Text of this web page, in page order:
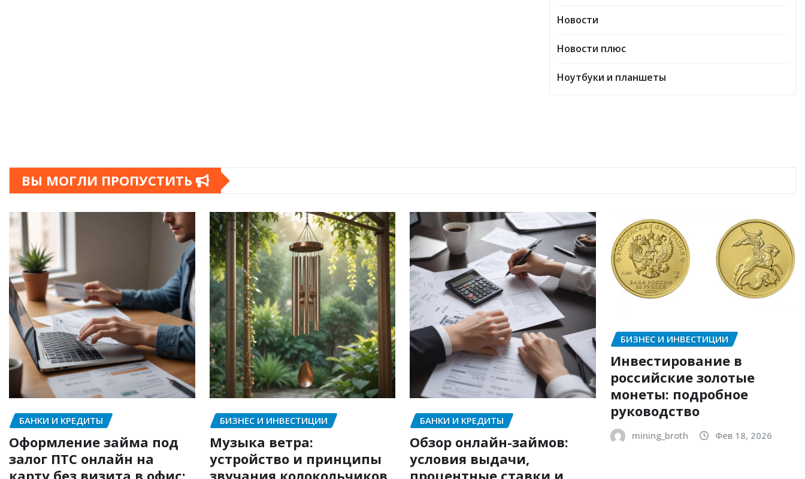
Новости
Новости плюс
Ноутбуки и планшеты
ВЫ МОГЛИ ПРОПУСТИТЬ
БАНКИ И КРЕДИТЫ
Оформление займа под
залог ПТС онлайн на
БИЗНЕС И ИНВЕСТИЦИИ
Музыка ветра:
устройство и принципы
БАНКИ И КРЕДИТЫ
Обзор онлайн-займов:
условия выдачи,
БИЗНЕС И ИНВЕСТИЦИИ
Инвестирование в
российские золотые
монеты: подробное
руководство
mining_broth Фев 18, 2026